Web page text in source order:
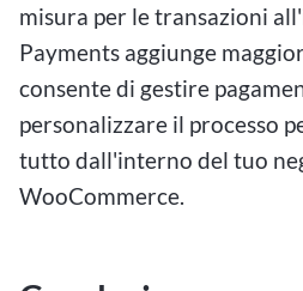
misura per le transazioni
Payments aggiunge
consente di gestire
personalizzare il processo
tutto dall'interno del tuo
WooCommerce.